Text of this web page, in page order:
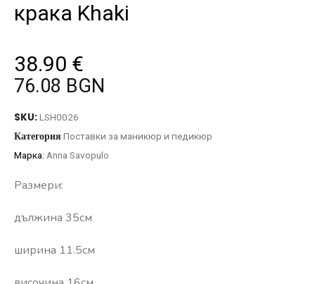
крака Khaki
38.90 €
76.08 BGN
SKU:LSH0026
Категория Поставки за маникюр и педикюр
Марка: Anna Savopulo
Размери:
дължина 35см
ширина 11.5см